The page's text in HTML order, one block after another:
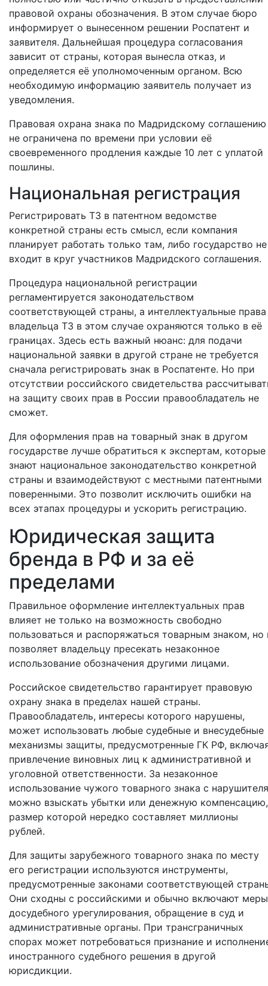
правовой охраны обозначения. В этом случае бюро
информирует о вынесенном решении Роспатент и
заявителя. Дальнейшая процедура согласования
зависит от страны, которая вынесла отказ, и
определяется её уполномоченным органом. Всю
необходимую информацию заявитель получает из
уведомления.
Правовая охрана знака по Мадридскому соглашению
не ограничена по времени при условии её
своевременного продления каждые 10 лет с уплатой
пошлины.
Национальная регистрация
Регистрировать ТЗ в патентном ведомстве
конкретной страны есть смысл, если компания
планирует работать только там, либо государство не
входит в круг участников Мадридского соглашения.
Процедура национальной регистрации
регламентируется законодательством
соответствующей страны, а интеллектуальные права
владельца ТЗ в этом случае охраняются только в её
границах. Здесь есть важный нюанс: для подачи
национальной заявки в другой стране не требуется
сначала регистрировать знак в Роспатенте. Но при
отсутствии российского свидетельства
на защиту своих прав в России правообладатель не
сможет.
Для оформления прав на товарный знак в другом
государстве лучше обратиться к экспертам, которые
знают национальное законодательство конкретной
страны и взаимодействуют с местными патентными
поверенными. Это позволит исключить ошибки на
всех этапах процедуры и ускорить регистрацию.
Юридическая защита
бренда в РФ и за её
пределами
Правильное оформление интеллектуальных прав
влияет не только на возможность свободно
пользоваться и распоряжаться товарным знаком, но
позволяет владельцу пресекать незаконное
использование обозначения другими лицами.
Российское свидетельство гарантирует правовую
охрану знака в пределах нашей страны.
Правообладатель, интересы которого нарушены,
может использовать любые судебные и внесудебные
механизмы защиты, предусмотренные ГК РФ,
привлечение виновных лиц к административной и
уголовной ответственности. За незаконное
использование чужого товарного знака с нарушителя
можно взыскать убытки или денежную компенсацию,
размер которой нередко составляет миллионы
рублей.
Для защиты зарубежного товарного знака по месту
его регистрации используются инструменты,
предусмотренные законами соответствующей
Они сходны с российскими и обычно включают меры
досудебного урегулирования, обращение в суд и
административные органы. При трансграничных
спорах может потребоваться признание и
иностранного судебного решения в другой
юрисдикции.